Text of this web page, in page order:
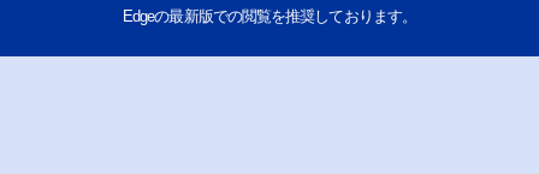
Edgeの最新版での閲覧を推奨しております。